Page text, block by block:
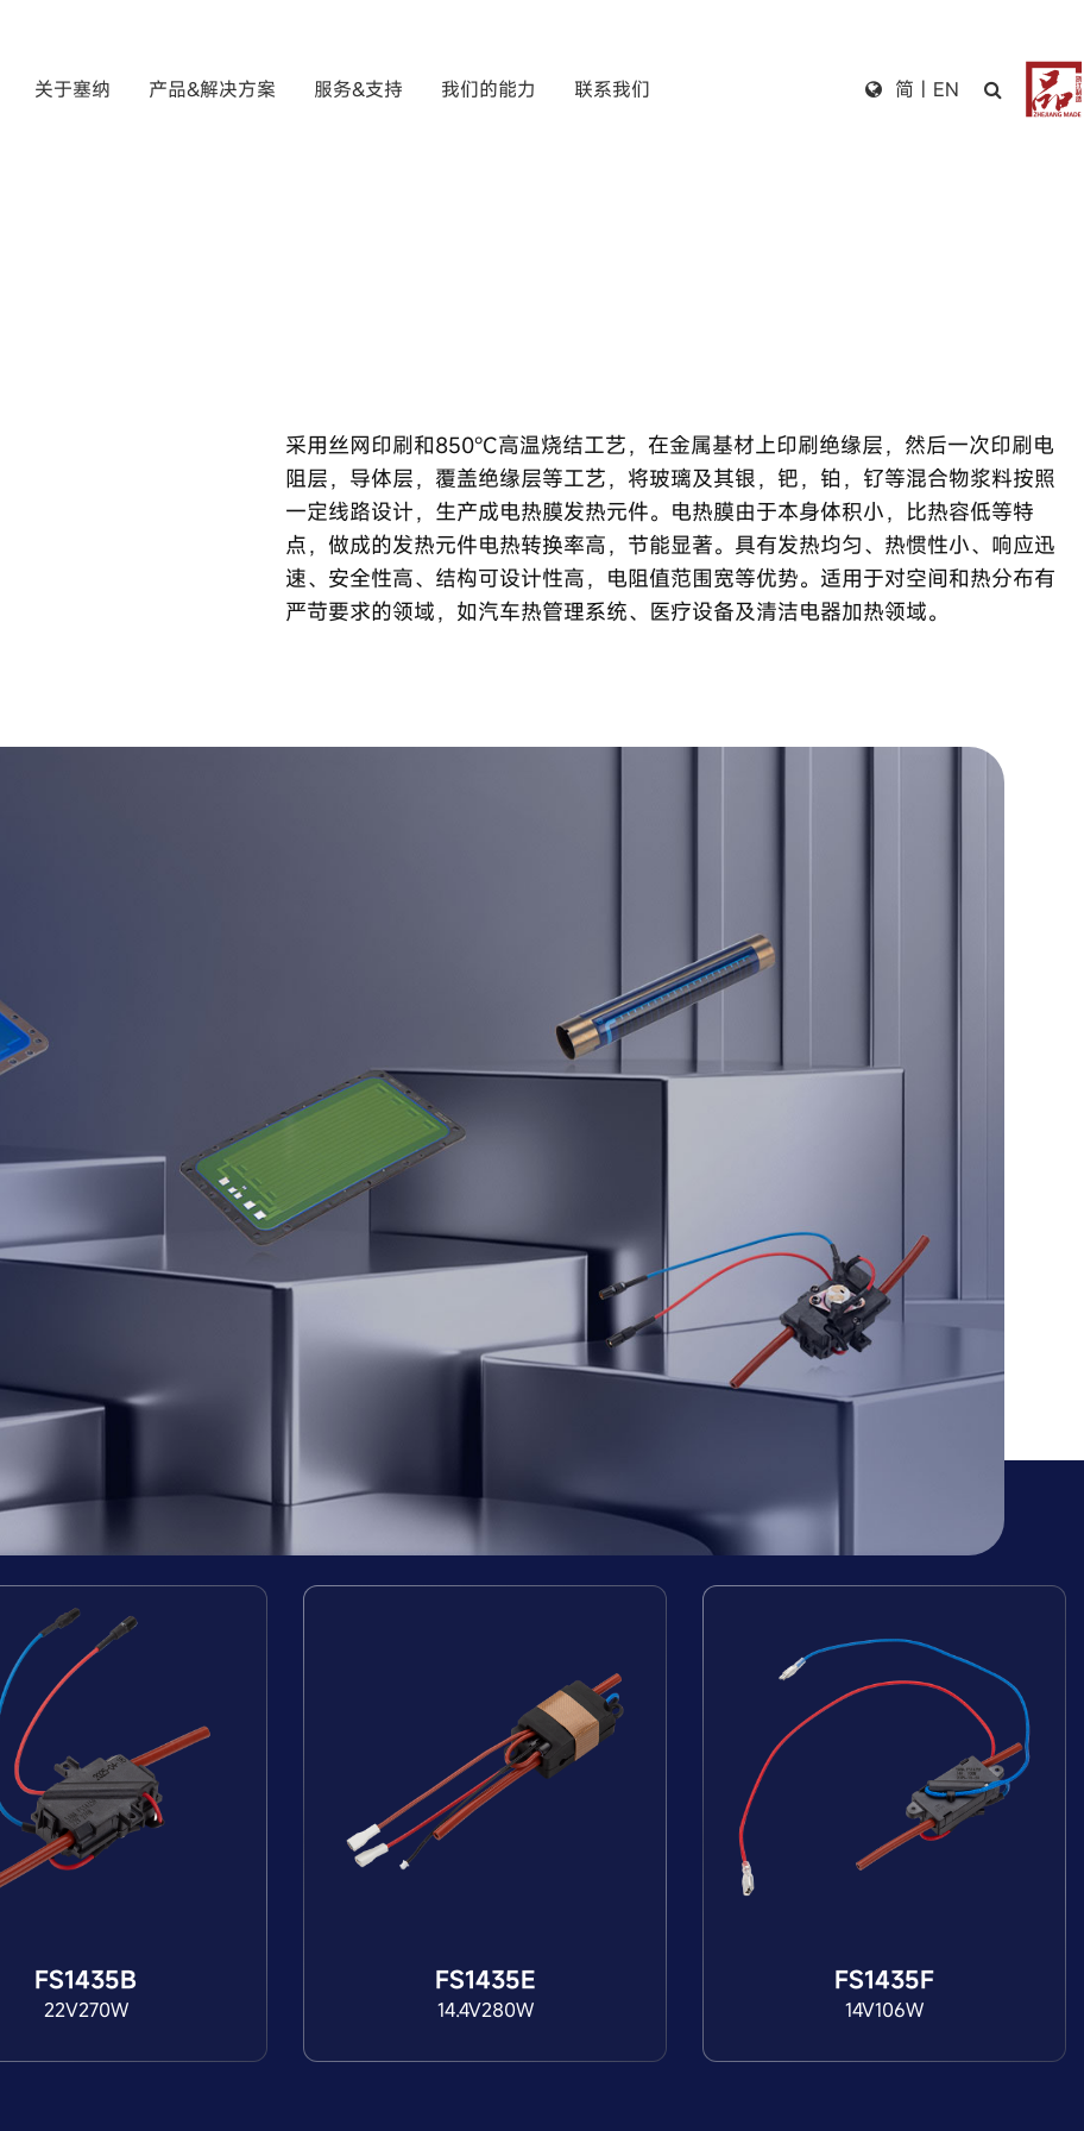
关于塞纳 产品&解决方案 服务&支持 我们的能力 联系我们 简 | EN
采用丝网印刷和850℃高温烧结工艺，在金属基材上印刷绝缘层，然后一次印刷电
阻层，导体层，覆盖绝缘层等工艺，将玻璃及其银，钯，铂，钌等混合物浆料按照
一定线路设计，生产成电热膜发热元件。电热膜由于本身体积小，比热容低等特
点，做成的发热元件电热转换率高，节能显著。具有发热均匀、热惯性小、响应迅
速、安全性高、结构可设计性高，电阻值范围宽等优势。适用于对空间和热分布有
严苛要求的领域，如汽车热管理系统、医疗设备及清洁电器加热领域。
FS1435B
22V270W
FS1435E
14.4V280W
FS1435F
14V106W